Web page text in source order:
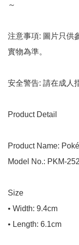
～
注意事項: 圖片只供
實物為準。
安全警告: 請在成人
Product Detail
Product Name:
Model No.: PKM-
Size
• Width: 9.4cm
• Length: 6.1cm